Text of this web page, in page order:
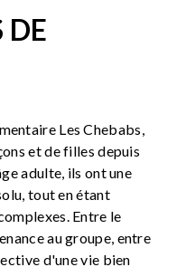
DE
Les Chebabs,
et de filles depuis
adulte, ils ont une
tout en étant
Entre le
au groupe, entre
d'une vie bien